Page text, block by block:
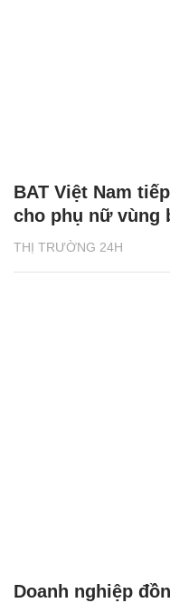
THỊ TRƯỜNG 24H
BAT Việt Nam
cho phụ nữ vùng
Doanh nghiệp